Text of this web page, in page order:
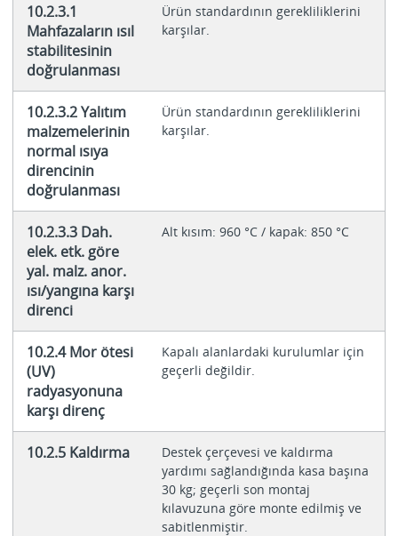
10.2.3.1
Mahfazaların ısıl
stabilitesinin
doğrulanması
Ürün standardının gerekliliklerini
karşılar.
10.2.3.2 Yalıtım
malzemelerinin
normal ısıya
direncinin
doğrulanması
Ürün standardının gerekliliklerini
karşılar.
10.2.3.3 Dah.
elek. etk. göre
yal. malz. anor.
ısı/yangına karşı
direnci
Alt kısım: 960 °C / kapak: 850 °C
10.2.4 Mor ötesi
(UV)
radyasyonuna
karşı direnç
Kapalı alanlardaki kurulumlar için
geçerli değildir.
10.2.5 Kaldırma
Destek çerçevesi ve kaldırma
yardımı sağlandığında kasa başına
30 kg; geçerli son montaj
kılavuzuna göre monte edilmiş ve
sabitlenmiştir.